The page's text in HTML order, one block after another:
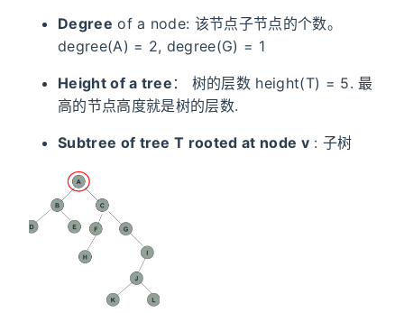
Degree of a node: 该节点子节点的个数。
degree(A) = 2, degree(G) = 1
Height of a tree ： 树的层数 height(T) = 5. 最
高的节点高度就是树的层数.
Subtree of tree T rooted at node v: 子树